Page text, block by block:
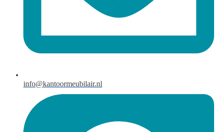
info@kantoormeubilair.nl